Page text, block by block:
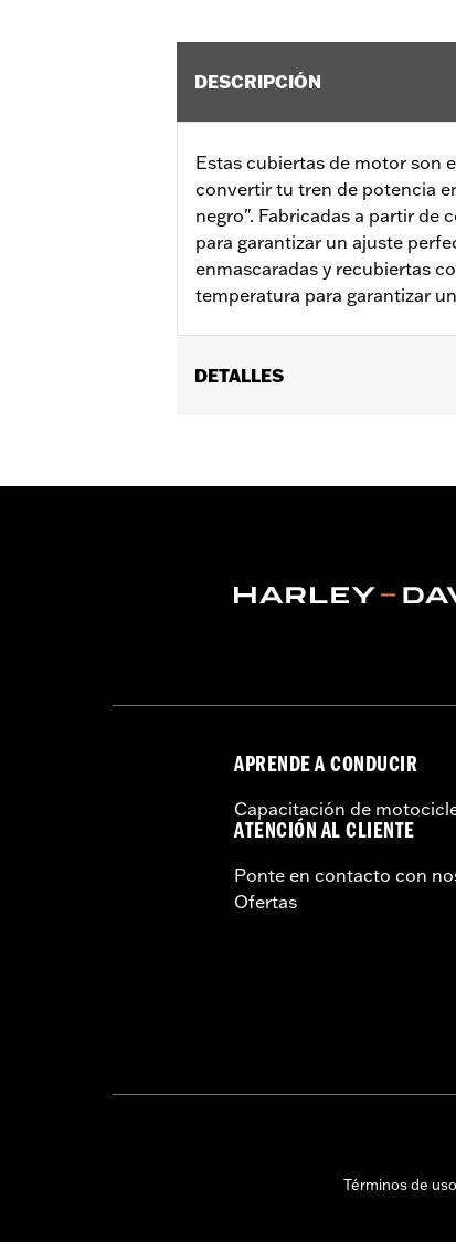
DESCRIPCIÓN
Estas cubiertas de motor son
convertir tu tren de potencia
negro". Fabricadas a partir de
para garantizar un ajuste
enmascaradas y recubiertas
temperatura para garantizar
DETALLES
GARANTÍA:1 año de garantía
APRENDE A CONDUCIR
Capacitación de
ATENCIÓN AL CLIENTE
Ponte en contacto con
Ofertas
Términos de uso